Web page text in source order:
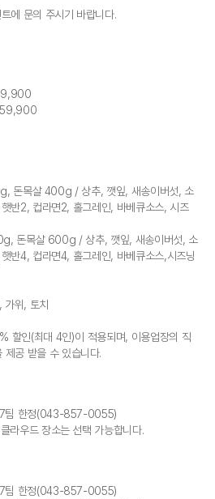
에 문의 주시기 바랍니다.
돈목살 400g / 상추, 깻잎, 새송이버섯, 소
반2, 컵라면2, 홀그레인, 바베큐소스, 시즈
돈목살 600g / 상추, 깻잎, 새송이버섯, 소
반4, 컵라면4, 홀그레인, 바베큐소스,시즈닝
가위, 토치
할인(최대 4인)이 적용되며, 이용업장의 직
제공 받을 수 있습니다.
팀 한정(043-857-0055)
라우드 장소는 선택 가능합니다.
팀 한정(043-857-0055)